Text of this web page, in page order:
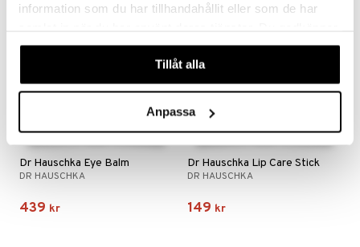
information som du har tillhandahållit eller som de har
våra cookies vid fortsatt användande av vår webbplats.
Tillåt alla
Anpassa
Dr Hauschka Eye Balm
DR HAUSCHKA
439 kr
Dr Hauschka Lip Care Stick
DR HAUSCHKA
149 kr